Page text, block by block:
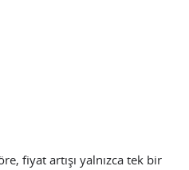
fiyat artışı yalnızca tek bir